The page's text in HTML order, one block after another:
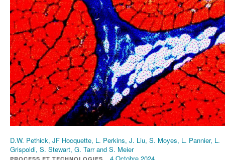
D.W. Pethick, JF Hocquette, L. Perkins, J. Liu, S. Moyes, L. Pannier, L.
Grispoldi, S. Stewart, G. Tarr and S. Meier